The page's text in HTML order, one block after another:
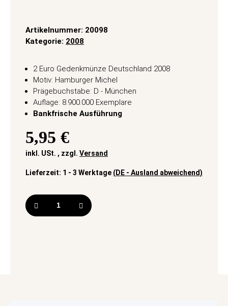
Artikelnummer: 20098
Kategorie: 2008
2 Euro Gedenkmünze Deutschland 2008
Motiv: Hamburger Michel
Prägebuchstabe: D - München
Auflage: 8.900.000 Exemplare
Bankfrische Ausführung
5,95 €
inkl. USt. , zzgl. Versand
Lieferzeit: 1 - 3 Werktage (DE - Ausland abweichend)